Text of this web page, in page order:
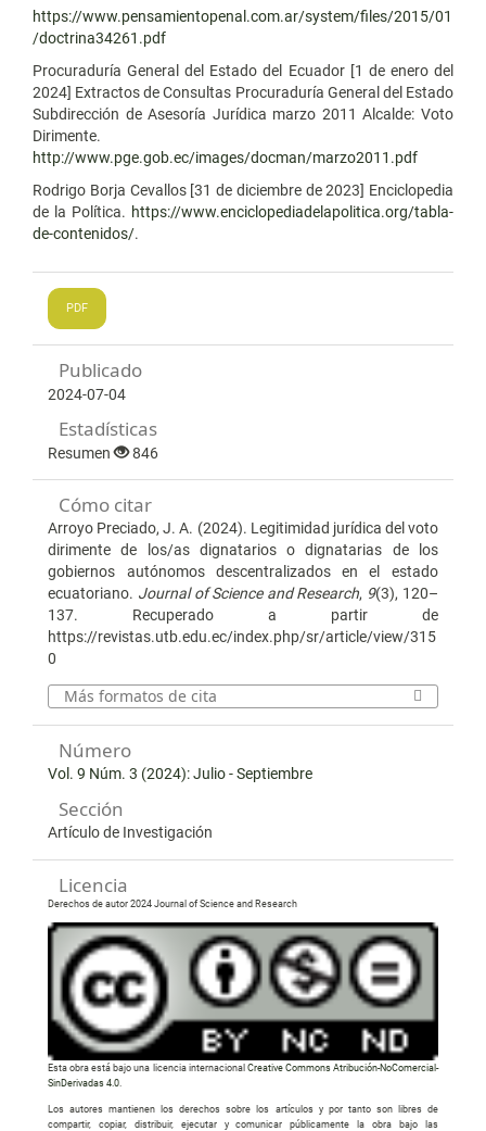
https://www.pensamientopenal.com.ar/system/files/2015/01
/doctrina34261.pdf
Procuraduría General del Estado del Ecuador [1 de enero del
2024] Extractos de Consultas Procuraduría General del Estado
Subdirección de Asesoría Jurídica marzo 2011 Alcalde: Voto
Dirimente.
http://www.pge.gob.ec/images/docman/marzo2011.pdf
Rodrigo Borja Cevallos [31 de diciembre de 2023] Enciclopedia
de la Política. https://www.enciclopediadelapolitica.org/tabla-
de-contenidos/.
PDF
Publicado
2024-07-04
Estadísticas
Resumen 846
Cómo citar
Arroyo Preciado, J. A. (2024). Legitimidad jurídica del voto
dirimente de los/as dignatarios o dignatarias de los
gobiernos autónomos descentralizados en el estado
ecuatoriano. Journal of Science and Research, 9(3), 120–
137. Recuperado a partir de
https://revistas.utb.edu.ec/index.php/sr/article/view/315
0
Más formatos de cita
Número
Vol. 9 Núm. 3 (2024): Julio - Septiembre
Sección
Artículo de Investigación
Licencia
Derechos de autor 2024 Journal of Science and Research
Esta obra está bajo una licencia internacionalCreative Commons Atribución-NoComercial-
SinDerivadas 4.0
Los autores mantienen los derechos sobre los artículos y por tanto son libres de
compartir, copiar, distribuir, ejecutar y comunicar públicamente la obra bajo las